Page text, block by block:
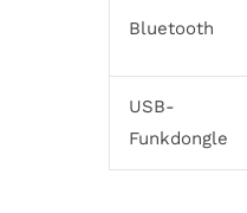
Bluetooth
USB-
Funkdongle